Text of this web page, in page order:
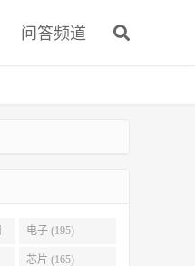
问答频道
电子 (195)
芯片 (165)